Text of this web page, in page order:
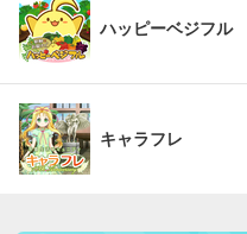
ハッピーベジフル
キャラフレ